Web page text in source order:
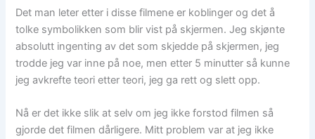
Det man leter etter i disse filmene er koblinger og det å
tolke symbolikken som blir vist på skjermen. Jeg skjønte
absolutt ingenting av det som skjedde på skjermen, jeg
trodde jeg var inne på noe, men etter 5 minutter så kunne
jeg avkrefte teori etter teori, jeg ga rett og slett opp.
Nå er det ikke slik at selv om jeg ikke forstod filmen så
gjorde det filmen dårligere. Mitt problem var at jeg ikke